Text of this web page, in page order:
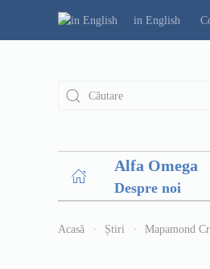
in English
Alfa Omega
Despre noi
Acasă Știri Mapamond